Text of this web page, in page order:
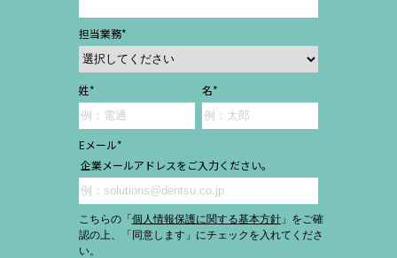
担当業務*
姓* 名*
Eメール*
企業メールアドレスをご入力ください。
こちらの「個人情報保護に関する基本方針」をご確
認の上、「同意します」にチェックを入れてくださ
い。